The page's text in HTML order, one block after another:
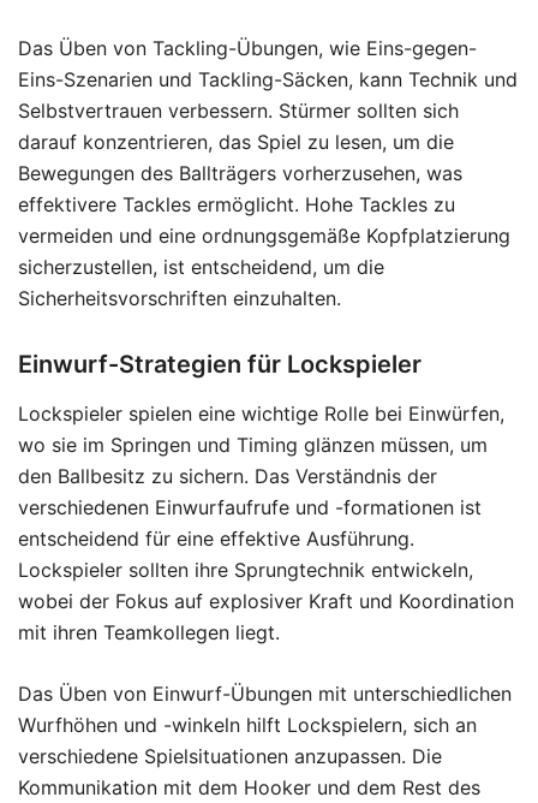
Das Üben von Tackling-Übungen, wie Eins-gegen-
Eins-Szenarien und Tackling-Säcken, kann Technik und
Selbstvertrauen verbessern. Stürmer sollten sich
darauf konzentrieren, das Spiel zu lesen, um die
Bewegungen des Ballträgers vorherzusehen, was
effektivere Tackles ermöglicht. Hohe Tackles zu
vermeiden und eine ordnungsgemäße Kopfplatzierung
sicherzustellen, ist entscheidend, um die
Sicherheitsvorschriften einzuhalten.
Einwurf-Strategien für Lockspieler
Lockspieler spielen eine wichtige Rolle bei Einwürfen,
wo sie im Springen und Timing glänzen müssen, um
den Ballbesitz zu sichern. Das Verständnis der
verschiedenen Einwurfaufrufe und -formationen ist
entscheidend für eine effektive Ausführung.
Lockspieler sollten ihre Sprungtechnik entwickeln,
wobei der Fokus auf explosiver Kraft und Koordination
mit ihren Teamkollegen liegt.
Das Üben von Einwurf-Übungen mit unterschiedlichen
Wurfhöhen und -winkeln hilft Lockspielern, sich an
verschiedene Spielsituationen anzupassen. Die
Kommunikation mit dem Hooker und dem Rest des